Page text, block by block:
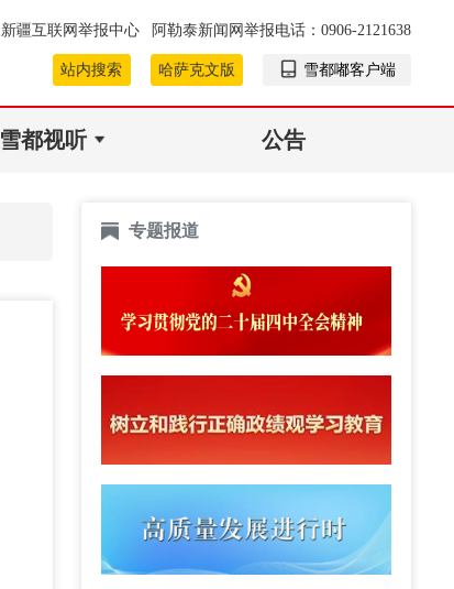
新疆互联网举报中心 阿勒泰新闻网举报电话：0906-2121638
站内搜索 哈萨克文版 雪都嘟客户端
雪都视听 公告
专题报道